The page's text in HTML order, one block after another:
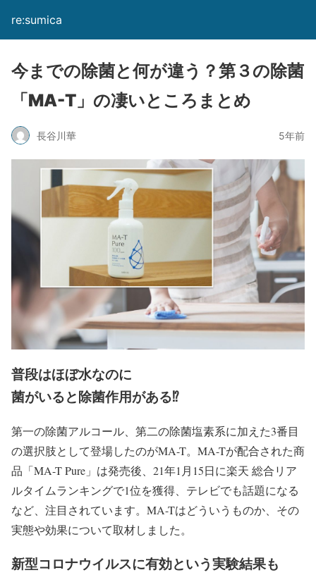
re:sumica
今までの除菌と何が違う？第３の除菌
「MA-T」の凄いところまとめ
長谷川華 5年前
普段はほぼ水なのに
菌がいると除菌作用がある⁉
第一の除菌アルコール、第二の除菌塩素系に加えた3番目
の選択肢として登場したのがMA-T。MA-Tが配合された商
品「MA-T Pure」は発売後、21年1月15日に楽天 総合リア
ルタイムランキングで1位を獲得、テレビでも話題になる
など、注目されています。MA-Tはどういうものか、その
実態や効果について取材しました。
新型コロナウイルスに有効という実験結果も